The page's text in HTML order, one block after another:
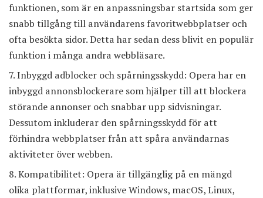
funktionen, som är en anpassningsbar startsida som ger
snabb tillgång till användarens favoritwebbplatser och
ofta besökta sidor. Detta har sedan dess blivit en populär
funktion i många andra webbläsare.
Inbyggd adblocker och spårningsskydd: Opera har en
inbyggd annonsblockerare som hjälper till att blockera
störande annonser och snabbar upp sidvisningar.
Dessutom inkluderar den spårningsskydd för att
förhindra webbplatser från att spåra användarnas
aktiviteter över webben.
Kompatibilitet: Opera är tillgänglig på en mängd
olika plattformar, inklusive Windows, macOS, Linux,